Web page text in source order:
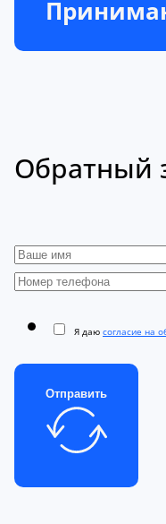
Обратный
Я даю согласие на
Отправить